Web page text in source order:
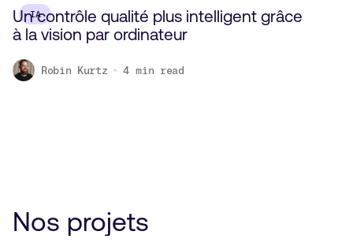
IA
Un contrôle qualité plus intelligent grâce
à la vision par ordinateur
Robin Kurtz 4 min read
Nos projets